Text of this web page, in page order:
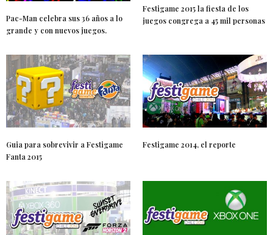
Pac-Man celebra sus 36 años a lo
grande y con nuevos juegos.
Festigame 2015 la fiesta de los
juegos congrega a 45 mil personas
Guia para sobrevivir a Festigame
Fanta 2015
Festigame 2014, el reporte